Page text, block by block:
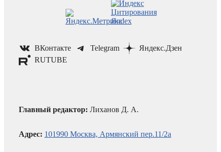
ВКонтакте Telegram
Яндекс.Дзен
RUTUBE
Главный редактор: Лиханов Д. А.
Адрес: 101990 Москва, Армянский пер.11/2а